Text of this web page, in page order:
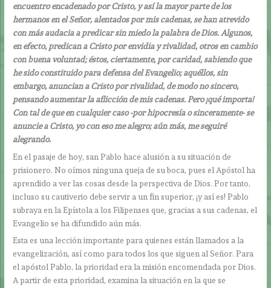
encuentro encadenado por Cristo, y así la mayor parte de los
hermanos en el Señor, alentados por mis cadenas, se han atrevido
con más audacia a predicar sin miedo la palabra de Dios. Algunos,
en efecto, predican a Cristo por envidia y rivalidad, otros en cambio
con buena voluntad; éstos, ciertamente, por caridad, sabiendo que
he sido constituido para defensa del Evangelio; aquéllos, sin
embargo, anuncian a Cristo por rivalidad, de modo no sincero,
pensando aumentar la aflicción de mis cadenas. Pero ¡qué importa!
Con tal de que en cualquier caso -por hipocresía o sinceramente- se
anuncie a Cristo, yo con eso me alegro; aún más, me seguiré
alegrando.
En el pasaje de hoy, san Pablo hace alusión a su situación de
prisionero. No oímos ninguna queja de su boca, pues el Apóstol ha
aprendido a ver las cosas desde la perspectiva de Dios. Por tanto,
incluso su cautiverio debe servir a un fin superior, ¡y así es! Pablo
subraya en la Epístola a los Filipenses que, gracias a sus cadenas, el
Evangelio se ha difundido aún más.
Esta es una lección importante para quienes están llamados a la
evangelización, así como para todos los que siguen al Señor. Para
el apóstol Pablo, la prioridad era la misión encomendada por Dios.
A partir de esta prioridad, examina la situación en la que se